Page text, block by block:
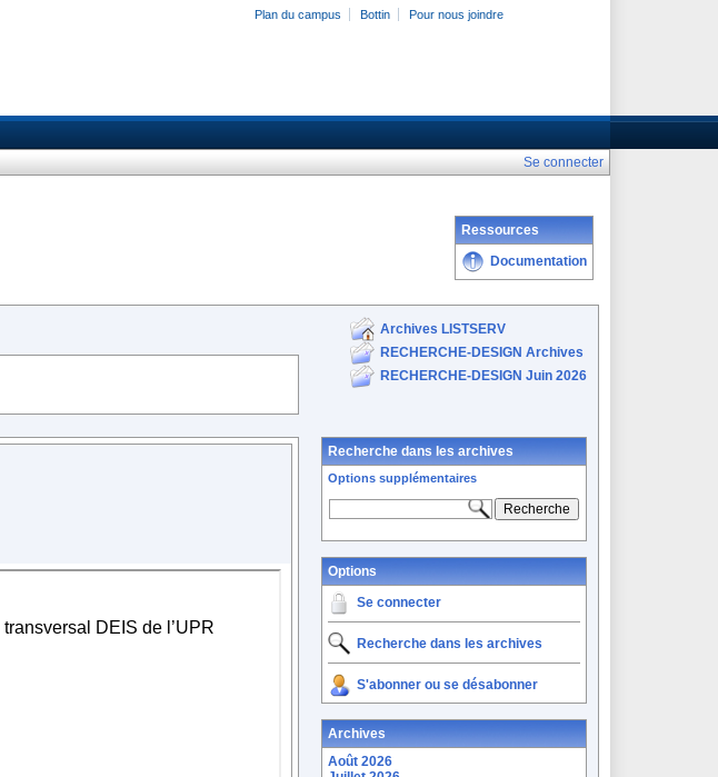
Plan du campus Bottin Pour nous joindre
Se connecter
Ressources
Documentation
Archives LISTSERV
RECHERCHE-DESIGN Archives
RECHERCHE-DESIGN Juin 2026
Recherche dans les archives
Options supplémentaires
Options
Se connecter
Recherche dans les archives
S'abonner ou se désabonner
Archives
Août 2026